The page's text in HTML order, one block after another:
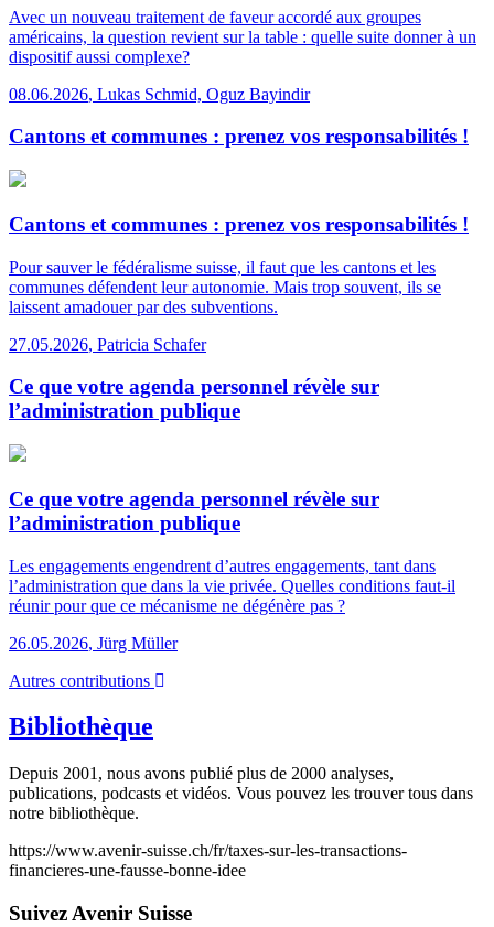
Avec un nouveau traitement de faveur accordé aux groupes
américains, la question revient sur la table : quelle suite donner à un
dispositif aussi complexe?
08.06.2026, Lukas Schmid, Oguz Bayindir
Cantons et communes : prenez vos responsabilités !
Cantons et communes : prenez vos responsabilités !
Pour sauver le fédéralisme suisse, il faut que les cantons et les
communes défendent leur autonomie. Mais trop souvent, ils se
laissent amadouer par des subventions.
27.05.2026, Patricia Schafer
Ce que votre agenda personnel révèle sur
l’administration publique
Ce que votre agenda personnel révèle sur
l’administration publique
Les engagements engendrent d’autres engagements, tant dans
l’administration que dans la vie privée. Quelles conditions faut-il
réunir pour que ce mécanisme ne dégénère pas ?
26.05.2026, Jürg Müller
Autres contributions
Bibliothèque
Depuis 2001, nous avons publié plus de 2000 analyses,
publications, podcasts et vidéos. Vous pouvez les trouver tous dans
notre bibliothèque.
https://www.avenir-suisse.ch/fr/taxes-sur-les-transactions-
financieres-une-fausse-bonne-idee
Suivez Avenir Suisse